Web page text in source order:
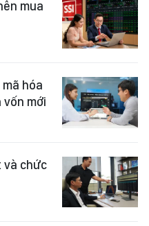
mua
hóa
vốn mới
và chức